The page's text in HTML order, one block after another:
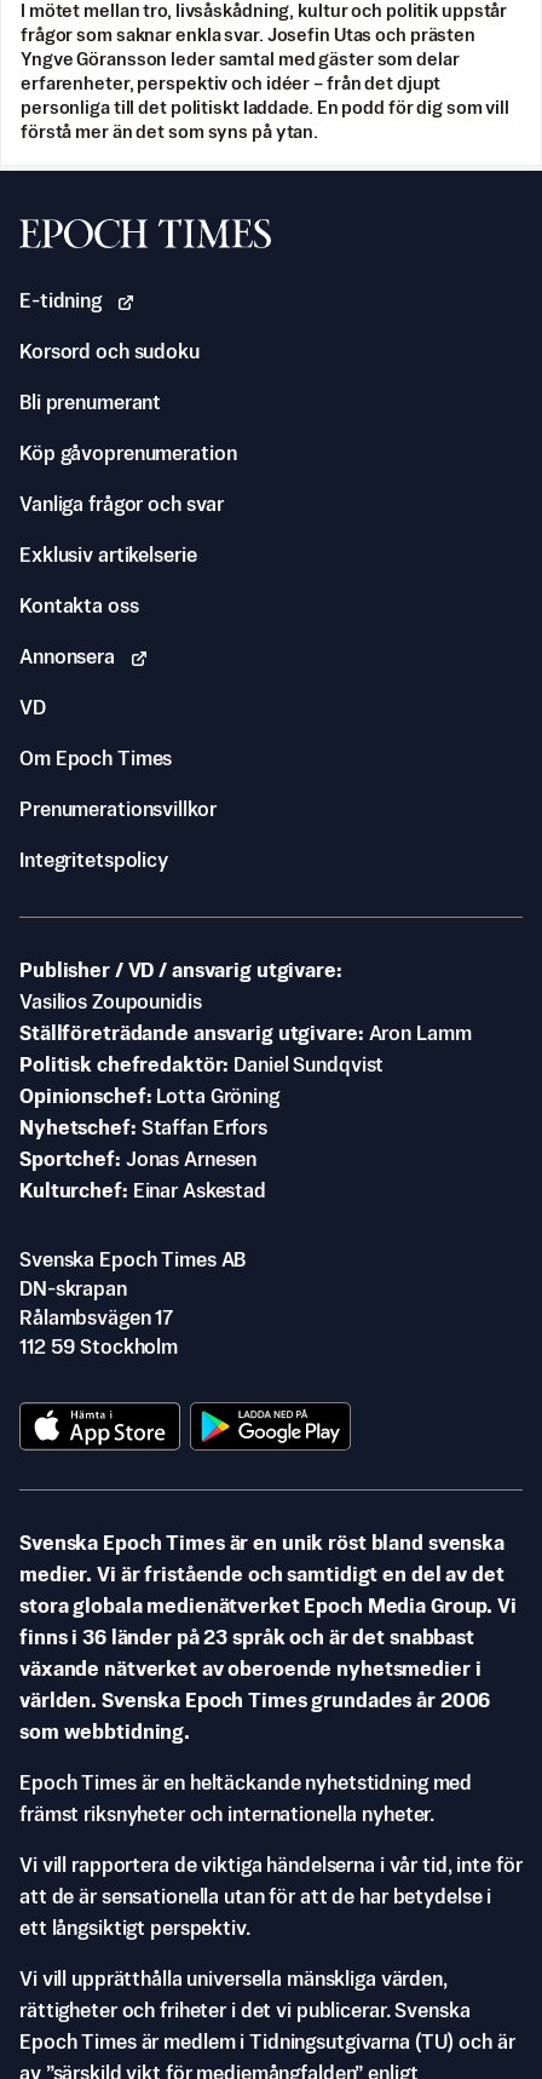
I mötet mellan tro, livsåskådning, kultur och politik uppstår
frågor som saknar enkla svar. Josefin Utas och prästen
Yngve Göransson leder samtal med gäster som delar
erfarenheter, perspektiv och idéer – från det djupt
personliga till det politiskt laddade. En podd för dig som vill
förstå mer än det som syns på ytan.
Svenska Epoch Times
E-tidning
Korsord och sudoku
Bli prenumerant
Köp gåvoprenumeration
Vanliga frågor och svar
Exklusiv artikelserie
Kontakta oss
Annonsera
VD
Om Epoch Times
Prenumerationsvillkor
Integritetspolicy
Publisher / VD / ansvarig utgivare
Vasilios Zoupounidis
Ställföreträdande ansvarig utgivare Aron Lamm
Politisk chefredaktör
Daniel Sundqvist
Opinionschef
Lotta Gröning
Nyhetschef Staffan Erfors
Sportchef Jonas Arnesen
Kulturchef
Einar Askestad
Svenska Epoch Times AB
DN-skrapan
Rålambsvägen 17
112 59 Stockholm
Svenska Epoch Times är en unik röst bland svenska
medier. Vi är fristående och samtidigt en del av det
stora globala medienätverket Epoch Media Group. Vi
finns i 36 länder på 23 språk och är det snabbast
växande nätverket av oberoende nyhetsmedier i
världen. Svenska Epoch Times grundades år 2006
som webbtidning.
Epoch Times är en heltäckande nyhetstidning med
främst riksnyheter och internationella nyheter.
Vi vill rapportera de viktiga händelserna i vår tid, inte för
att de är sensationella utan för att de har betydelse i
ett långsiktigt perspektiv.
Vi vill upprätthålla universella mänskliga värden,
rättigheter och friheter i det vi publicerar. Svenska
Epoch Times är medlem i Tidningsutgivarna (TU) och är
av ”särskild vikt för mediemångfalden” enligt